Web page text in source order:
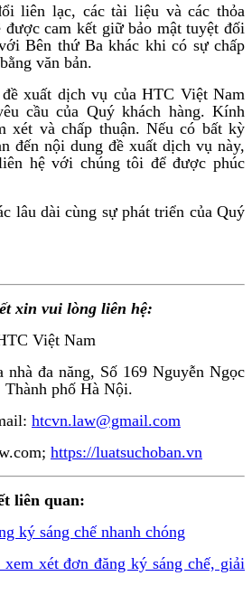
liên lạc, các tài liệu và các thỏa
được cam kết giữ bảo mật tuyệt đối
Bên thứ Ba khác khi có sự chấp
văn bản.
xuất dịch vụ của HTC Việt Nam
cầu của Quý khách hàng. Kính
xét và chấp thuận. Nếu có bất kỳ
đến nội dung đề xuất dịch vụ này,
hệ với chúng tôi để được phúc
lâu dài cùng sự phát triển của Quý
xin vui lòng liên hệ:
Việt Nam
đa năng, Số 169 Nguyễn Ngọc
phố Hà Nội.
htcvn.law@gmail.com
https://luatsuchoban.vn
liên quan:
ký sáng chế nhanh chóng
xét đơn đăng ký sáng chế, giải